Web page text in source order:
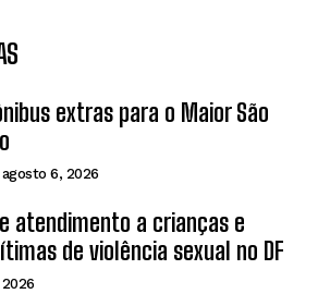
extras para o Maior São
agosto 6, 2026
atendimento a crianças e
de violência sexual no DF